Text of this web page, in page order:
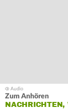
Zum Anhören
NACHRICHTEN,